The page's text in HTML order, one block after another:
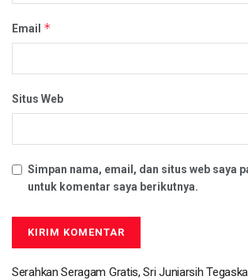
Email *
Situs Web
Simpan nama, email, dan situs web saya
untuk komentar saya berikutnya.
Serahkan Seragam Gratis, Sri Juniarsih